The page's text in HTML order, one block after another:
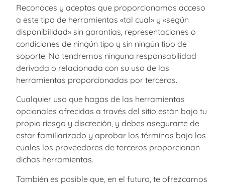
Reconoces y aceptas que proporcionamos acceso
a este tipo de herramientas «tal cual» y «según
disponibilidad» sin garantías, representaciones o
condiciones de ningún tipo y sin ningún tipo de
soporte. No tendremos ninguna responsabilidad
derivada o relacionada con su uso de las
herramientas proporcionadas por terceros.
Cualquier uso que hagas de las herramientas
opcionales ofrecidas a través del sitio están bajo tu
propio riesgo y discreción, y debes asegurarte de
estar familiarizado y aprobar los términos bajo los
cuales los proveedores de terceros proporcionan
dichas herramientas.
También es posible que, en el futuro, te ofrezcamos